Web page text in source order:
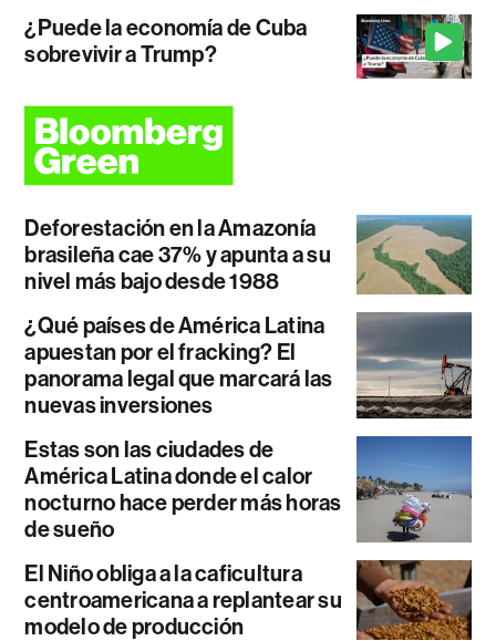
¿Puede la economía de Cuba
sobrevivir a Trump?
Deforestación en la Amazonía
brasileña cae 37% y apunta a su
nivel más bajo desde 1988
¿Qué países de América Latina
apuestan por el fracking? El
panorama legal que marcará las
nuevas inversiones
Estas son las ciudades de
América Latina donde el calor
nocturno hace perder más horas
de sueño
El Niño obliga a la caficultura
centroamericana a replantear su
modelo de producción